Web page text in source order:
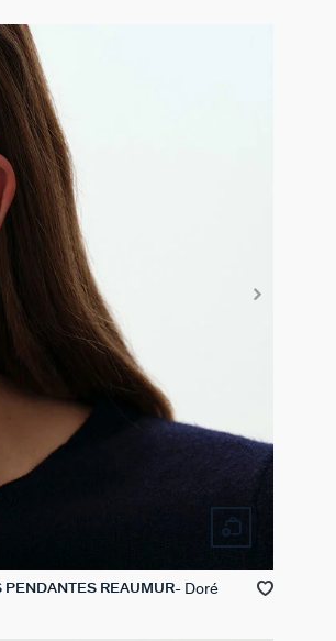
REAUMUR Doré